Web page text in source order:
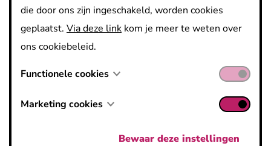
PSKW alle kansen. “Bedrijven kunnen hun ideeën
meteen in de praktijk uittesten, met directe feedback
van telers,” zegt Els. “Dankzij die aanpak worden
krijgen de kans hun producten in realistische
omstandigheden uit te testen én kunnen waardevolle
feedback krijgen van anderen tijdens
die door ons zijn ingeschakeld, worden cookies
geplaatst. Via deze link kom je meer te weten over
ons cookiebeleid.
Functionele cookies
Marketing cookies
Bewaar deze instellingen